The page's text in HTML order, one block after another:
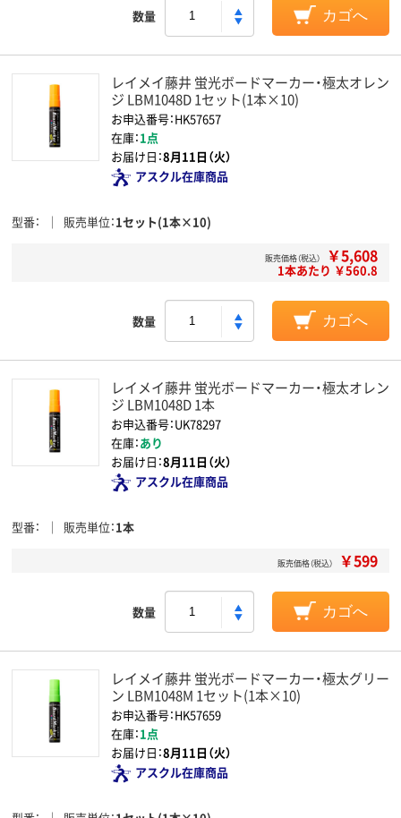
数量 カゴへ
レイメイ藤井 蛍光ボードマーカー・極太オレン
ジ LBM1048D 1セット(1本×10)
お申込番号：HK57657
在庫：1点
お届け日：8月11日（火）
アスクル在庫商品
型番 販売単位 1セット(1本×10)
販売価格（税込） ￥5,608
1本あたり ￥560.8
数量 カゴへ
レイメイ藤井 蛍光ボードマーカー・極太オレン
ジ LBM1048D 1本
お申込番号：UK78297
在庫：あり
お届け日：8月11日（火）
アスクル在庫商品
型番 販売単位 1本
販売価格（税込） ￥599
数量 カゴへ
レイメイ藤井 蛍光ボードマーカー・極太グリー
ン LBM1048M 1セット(1本×10)
お申込番号：HK57659
在庫：1点
お届け日：8月11日（火）
アスクル在庫商品